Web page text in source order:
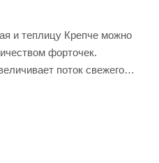
и теплицу Крепче можно
форточек.
поток свежего